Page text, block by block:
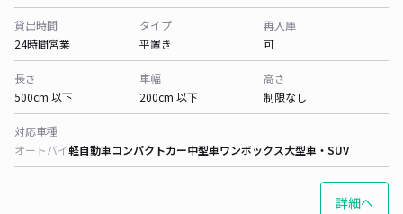
貸出時間
24時間営業
タイプ
平置き
再入庫
可
長さ
500cm 以下
車幅
200cm 以下
高さ
制限なし
対応車種
オートバイ軽自動車コンパクトカー中型車ワンボックス大型車・SUV
詳細へ